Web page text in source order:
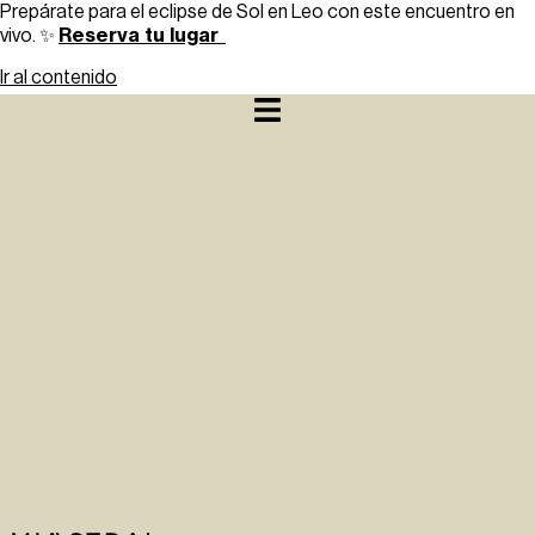
Prepárate para el eclipse de Sol en Leo con este encuentro en
vivo. ✨ Reserva tu lugar
Ir al contenido